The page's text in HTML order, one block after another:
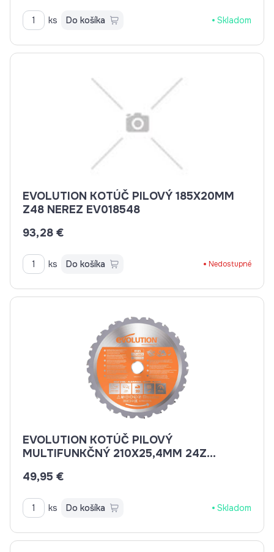
ks Do košíka Skladom
EVOLUTION KOTÚČ PILOVÝ 185X20MM
Z48 NEREZ EV018548
93,28 €
ks Do košíka Nedostupné
EVOLUTION KOTÚČ PILOVÝ
MULTIFUNKČNÝ 210X25,4MM 24Z
49,95 €
ks Do košíka Skladom